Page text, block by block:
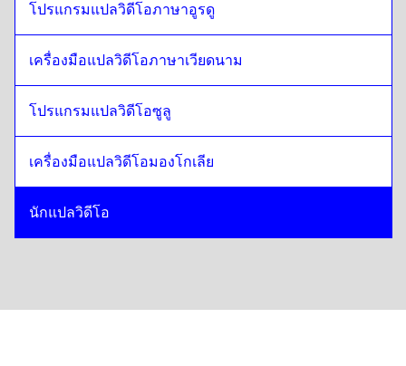
โปรแกรมแปลวิดีโอภาษาอูรดู
เครื่องมือแปลวิดีโอภาษาเวียดนาม
โปรแกรมแปลวิดีโอซูลู
เครื่องมือแปลวิดีโอมองโกเลีย
นักแปลวิดีโอ